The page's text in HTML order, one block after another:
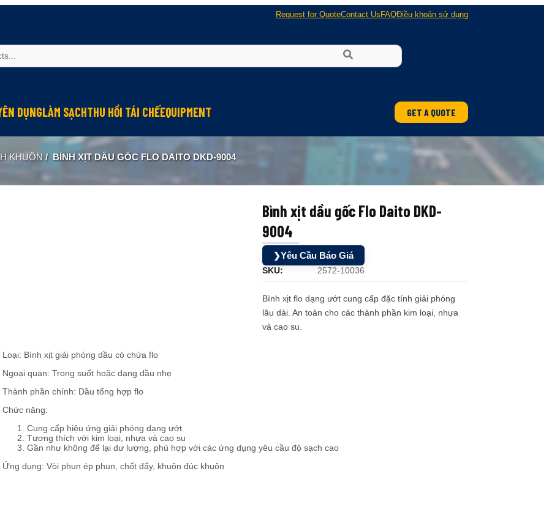
Request for QuoteContact Us FAQĐiều khoản sử dụng
nghiệp
DỤNG
mỡ cho đầu nối connector
mỡ cho hệ thống điện
chống kẹt
LÀM SẠCH
Làm sạch và bảo vệ máy
Lớp phủ chống ma sát
Lớp phủ chống rỉ
THU HỒI TÁI CHẾ
Thu hồi hơi dầu
Tái chế dầu thải
EQUIPMENT
Module bôi trơn
Kiểm tra và quan trắc
GET A QUOTE
KHUÔN / BÌNH XỊT DẦU GỐC FLO DAITO DKD-9004
Bình xịt dầu gốc Flo Daito DKD-
9004
❯Yêu Cầu Báo Giá
SKU: 2572-10036
Bình xịt flo dạng ướt cung cấp đặc tính giải phóng
lâu dài. An toàn cho các thành phần kim loại, nhựa
và cao su.
Loại: Bình xịt giải phóng dầu có chứa flo
Ngoại quan: Trong suốt hoặc dạng dầu nhẹ
Thành phần chính: Dầu tổng hợp flo
Chức năng:
Cung cấp hiệu ứng giải phóng dạng ướt
Tương thích với kim loại, nhựa và cao su
Gần như không để lại dư lượng, phù hợp với các ứng dụng yêu cầu độ sạch cao
Ứng dụng: Vòi phun ép phun, chốt đẩy, khuôn đúc khuôn